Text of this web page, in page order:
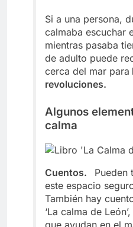
Si a una persona,
calmaba escuchar
mientras pasaba
de adulto puede
cerca del mar para
revoluciones.
Algunos
calma
Cuentos. Pueden
este espacio
También hay
‘La calma de